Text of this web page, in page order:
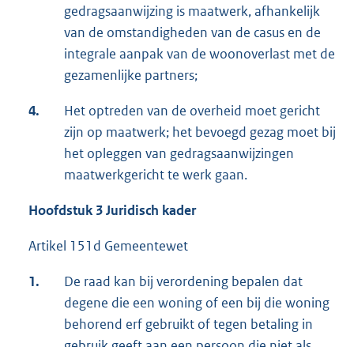
gedragsaanwijzing is maatwerk, afhankelijk
van de omstandigheden van de casus en de
integrale aanpak van de woonoverlast met de
gezamenlijke partners;
4.
Het optreden van de overheid moet gericht
zijn op maatwerk; het bevoegd gezag moet bij
het opleggen van gedragsaanwijzingen
maatwerkgericht te werk gaan.
Hoofdstuk 3 Juridisch kader
Artikel 151d Gemeentewet
1.
De raad kan bij verordening bepalen dat
degene die een woning of een bij die woning
behorend erf gebruikt of tegen betaling in